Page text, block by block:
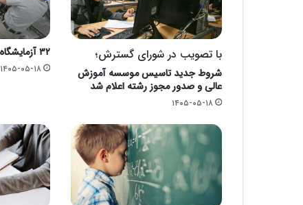
با تصویب در شورای گسترش؛
شروط جدید تاسیس موسسه آموزش
عالی و صدور مجوز رشته اعلام شد
۱۴۰۵-۰۵-۱۸
۳۲ آزمایشگاه داروسازی به فضا می‌روند
۱۴۰۵-۰۵-۱۸